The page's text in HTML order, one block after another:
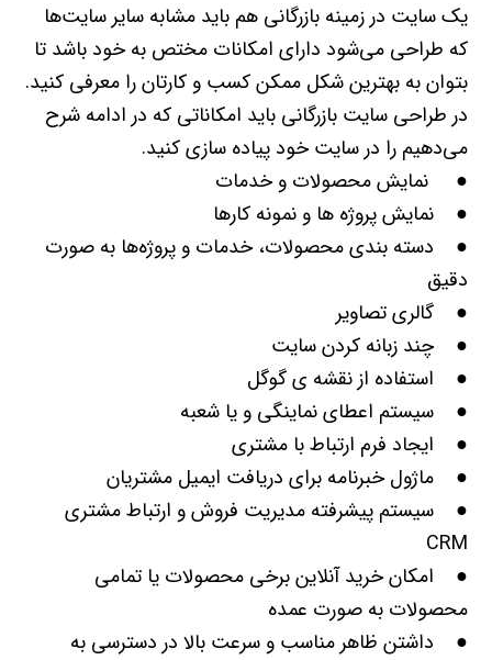
یک سایت در زمینه بازرگانی هم باید مشابه سایر سایت‌ها
که طراحی می‌شود دارای امکانات مختص به خود باشد تا
بتوان به بهترین شکل ممکن کسب و کارتان را معرفی کنید.
در طراحی سایت بازرگانی باید امکاناتی که در ادامه شرح
می‌دهیم را در سایت خود پیاده سازی کنید.
● نمایش محصولات و خدمات
● نمایش پروژه ها و نمونه کارها
● دسته بندی محصولات، خدمات و پروژه‌ها به صورت
دقیق
● گالری تصاویر
● چند زبانه کردن سایت
● استفاده از نقشه ی گوگل
● سیستم اعطای نماینگی و یا شعبه
● ایجاد فرم ارتباط با مشتری
● ماژول خبرنامه برای دریافت ایمیل مشتریان
● سیستم پیشرفته مدیریت فروش و ارتباط مشتری
CRM
● امکان خرید آنلاین برخی محصولات یا تمامی
محصولات به صورت عمده
● داشتن ظاهر مناسب و سرعت بالا در دسترسی به